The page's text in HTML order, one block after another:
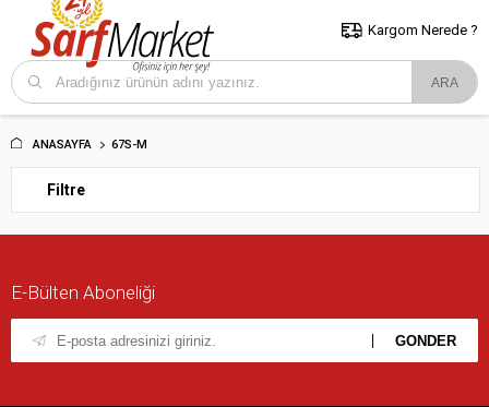
5000 TL ve Üzeri Alışverişlerde İstanbul İçi Kargo Bedava!
ve Trakya İçin Tıklayın..
Kargom Nerede ?
ANASAYFA 67S-M
Filtre
E-Bülten Aboneliği